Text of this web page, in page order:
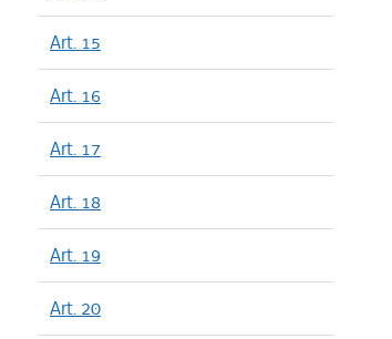
Art. 15
Art. 16
Art. 17
Art. 18
Art. 19
Art. 20